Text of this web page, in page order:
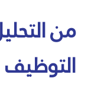
من
التوظيف